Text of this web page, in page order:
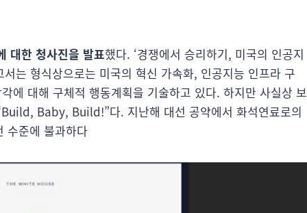
대한 청사진을 발표했다. ‘경쟁에서 승리하기, 미국의 인공지
는 형식상으로는 미국의 혁신 가속화, 인공지능 인프라 구
에 대해 구체적 행동계획을 기술하고 있다. 하지만 사실상 보
Baby, Build!”다. 지난해 대선 공약에서 화석연료로의
준에 불과하다